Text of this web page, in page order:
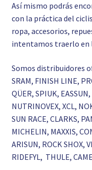
Así mismo podrás
con la práctica del
ropa, accesorios,
intentamos traerlo en
Somos distribuidores
SRAM, FINISH LINE,
QÜER, SPIUK,
NUTRINOVEX, XCL,
SUN RACE, CLARKS,
MICHELIN, MAXXIS,
ARISUN, ROCK SHOX,
RIDEFYL, THULE,